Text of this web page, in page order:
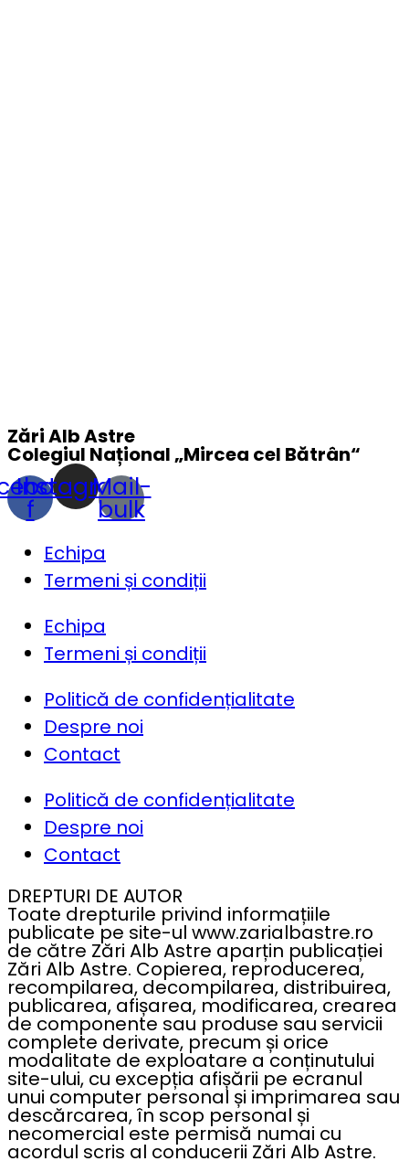
Zări Alb Astre
Colegiul Național „Mircea cel Bătrân“
f
Instagram
Mail-
bulk
Echipa
Termeni și condiții
Echipa
Termeni și condiții
Politică de confidențialitate
Despre noi
Contact
Politică de confidențialitate
Despre noi
Contact
DREPTURI DE AUTOR
Toate drepturile privind informațiile
publicate pe site-ul www.zarialbastre.ro
de către Zări Alb Astre aparțin publicației
Zări Alb Astre. Copierea, reproducerea,
recompilarea, decompilarea, distribuirea,
publicarea, afișarea, modificarea, crearea
de componente sau produse sau servicii
complete derivate, precum și orice
modalitate de exploatare a conținutului
site-ului, cu excepția afișării pe ecranul
unui computer personal și imprimarea sau
descărcarea, în scop personal și
necomercial este permisă numai cu
acordul scris al conducerii Zări Alb Astre.